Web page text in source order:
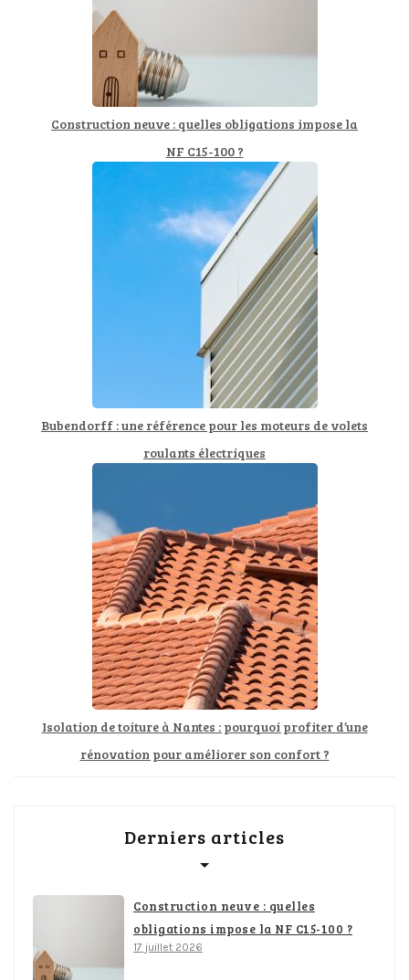
Construction neuve : quelles obligations impose la
NF C15-100 ?
Bubendorff : une référence pour les moteurs de volets
roulants électriques
Isolation de toiture à Nantes : pourquoi profiter d’une
rénovation pour améliorer son confort ?
Derniers articles
Construction neuve : quelles
obligations impose la NF C15-100 ?
17 juillet 2026